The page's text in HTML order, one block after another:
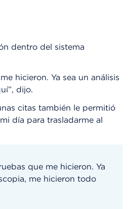
dentro del sistema
hicieron. Ya sea un análisis
dijo.
citas también le permitió
día para trasladarme al
que me hicieron. Ya
me hicieron todo